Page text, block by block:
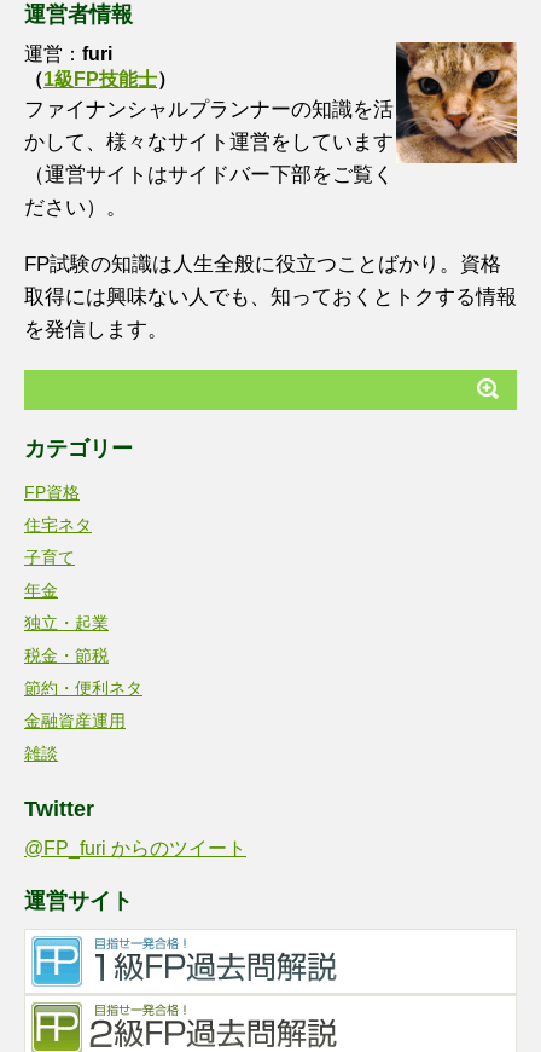
運営者情報
運営： furi
（1級FP技能士）
ファイナンシャルプランナーの知識を活
かして、様々なサイト運営をしています
（運営サイトはサイドバー下部をご覧く
ださい）。
FP試験の知識は人生全般に役立つことばかり。資格
取得には興味ない人でも、知っておくとトクする情報
を発信します。
カテゴリー
FP資格
住宅ネタ
子育て
年金
独立・起業
税金・節税
節約・便利ネタ
金融資産運用
雑談
Twitter
@FP_furi からのツイート
運営サイト